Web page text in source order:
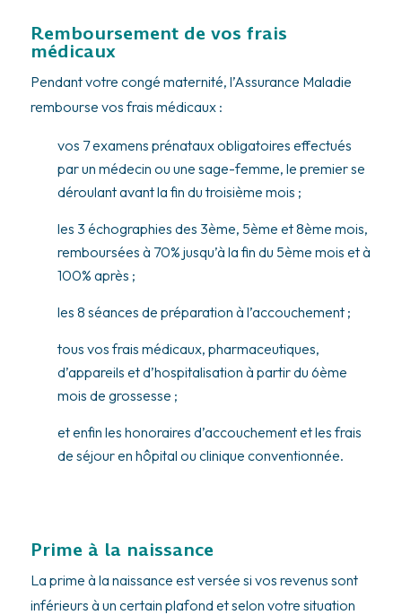
Remboursement de vos frais
médicaux
Pendant votre congé maternité, l’Assurance Maladie
rembourse vos frais médicaux :
vos 7 examens prénataux obligatoires effectués
par un médecin ou une sage-femme, le premier se
déroulant avant la fin du troisième mois ;
les 3 échographies des 3ème, 5ème et 8ème mois,
remboursées à 70% jusqu’à la fin du 5ème mois et à
100% après ;
les 8 séances de préparation à l’accouchement ;
tous vos frais médicaux, pharmaceutiques,
d’appareils et d’hospitalisation à partir du 6ème
mois de grossesse ;
et enfin les honoraires d’accouchement et les frais
de séjour en hôpital ou clinique conventionnée.
Prime à la naissance
La prime à la naissance est versée si vos revenus sont
inférieurs à un certain plafond et selon votre situation